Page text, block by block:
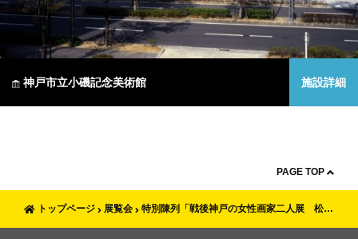
神戸市立小磯記念美術館 施設詳細
PAGE TOP
トップページ 展覧会 特別陳列「戦後神戸の女性画家二人展 松本奉山・中島節子 —日本画・洋画抽象の試みー」